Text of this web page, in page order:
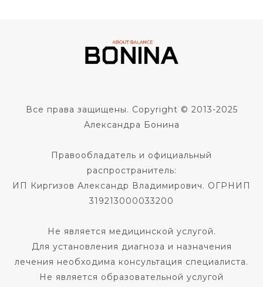
Все права защищены. Copyright © 2013-2025
Александра Бонина
Правообладатель и официальный
распространитель:
ИП Киргизов Александр Владимирович. ОГРНИП
319213000033200
Не является медицинской услугой.
Для установления диагноза и назначения
лечения необходима консультация специалиста.
Не является образовательной услугой